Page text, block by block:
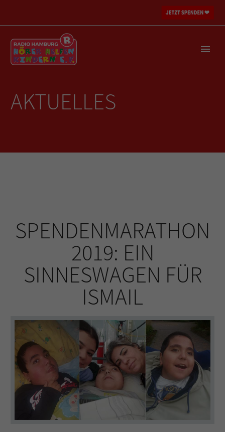
AKTUELLES
SPENDENMARATHON
2019: EIN
SINNESWAGEN FÜR
ISMAIL